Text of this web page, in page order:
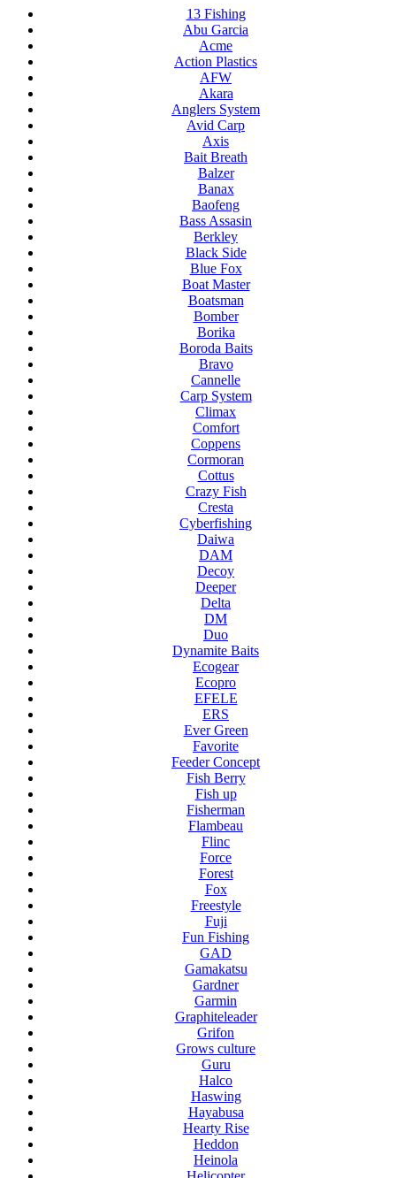
13 Fishing
Abu Garcia
Acme
Action Plastics
AFW
Akara
Anglers System
Avid Carp
Axis
Bait Breath
Balzer
Banax
Baofeng
Bass Assasin
Berkley
Black Side
Blue Fox
Boat Master
Boatsman
Bomber
Borika
Boroda Baits
Bravo
Cannelle
Carp System
Climax
Comfort
Coppens
Cormoran
Cottus
Crazy Fish
Cresta
Cyberfishing
Daiwa
DAM
Decoy
Deeper
Delta
DM
Duo
Dynamite Baits
Ecogear
Ecopro
EFELE
ERS
Ever Green
Favorite
Feeder Concept
Fish Berry
Fish up
Fisherman
Flambeau
Flinc
Force
Forest
Fox
Freestyle
Fuji
Fun Fishing
GAD
Gamakatsu
Gardner
Garmin
Graphiteleader
Grifon
Grows culture
Guru
Halco
Haswing
Hayabusa
Hearty Rise
Heddon
Heinola